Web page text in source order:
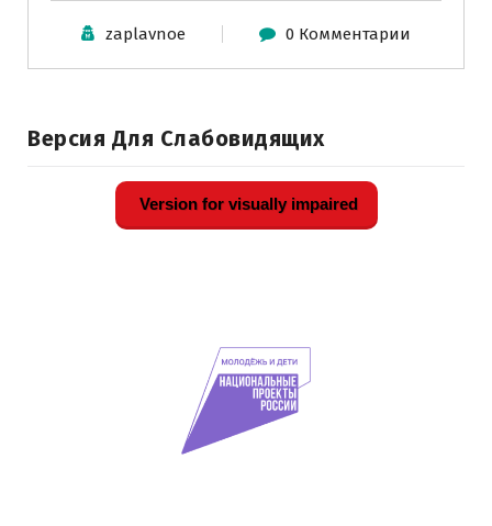
zaplavnoe 0 Комментарии
Версия Для Слабовидящих
Version for visually impaired